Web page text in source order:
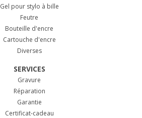
Gel pour stylo à bille
Feutre
Bouteille d'encre
Cartouche d'encre
Diverses
SERVICES
Gravure
Réparation
Garantie
Certificat-cadeau